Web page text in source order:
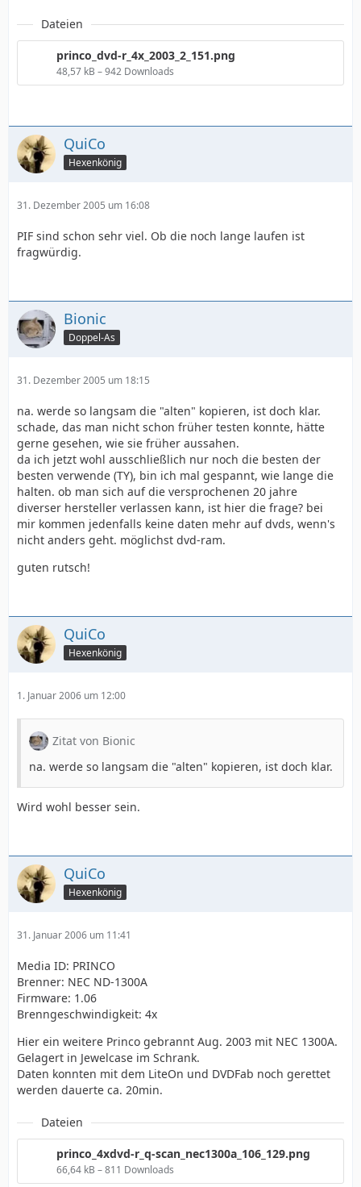
Dateien
princo_dvd-r_4x_2003_2_151.png
48,57 kB – 942 Downloads
QuiCo
Hexenkönig
31. Dezember 2005 um 16:08
PIF sind schon sehr viel. Ob die noch lange laufen ist
fragwürdig.
Bionic
Doppel-As
31. Dezember 2005 um 18:15
na. werde so langsam die "alten" kopieren, ist doch klar.
schade, das man nicht schon früher testen konnte, hätte
gerne gesehen, wie sie früher aussahen.
da ich jetzt wohl ausschließlich nur noch die besten der
besten verwende (TY), bin ich mal gespannt, wie lange die
halten. ob man sich auf die versprochenen 20 jahre
diverser hersteller verlassen kann, ist hier die frage? bei
mir kommen jedenfalls keine daten mehr auf dvds, wenn's
nicht anders geht. möglichst dvd-ram.
guten rutsch!
QuiCo
Hexenkönig
1. Januar 2006 um 12:00
Zitat von Bionic
na. werde so langsam die "alten" kopieren, ist doch klar.
Wird wohl besser sein.
QuiCo
Hexenkönig
31. Januar 2006 um 11:41
Media ID: PRINCO
Brenner: NEC ND-1300A
Firmware: 1.06
Brenngeschwindigkeit: 4x
Hier ein weitere Princo gebrannt Aug. 2003 mit NEC 1300A.
Gelagert in Jewelcase im Schrank.
Daten konnten mit dem LiteOn und DVDFab noch gerettet
werden dauerte ca. 20min.
Dateien
princo_4xdvd-r_q-scan_nec1300a_106_129.png
66,64 kB – 811 Downloads